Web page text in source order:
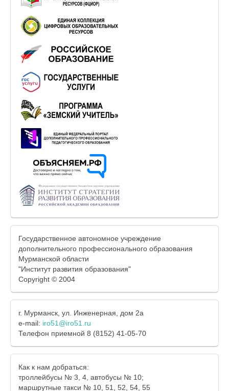
Государственное автономное учреждение
дополнительного профессионального образования
Мурманской области
"Институт развития образования"
Copyright © 2004
г. Мурманск, ул. Инженерная, дом 2а
e-mail: iro51@iro51.ru
Телефон приемной 8 (8152) 41-05-70
Как к нам добраться:
троллейбусы № 3, 4, автобусы № 10;
маршрутные такси № 10, 51, 52, 54, 55